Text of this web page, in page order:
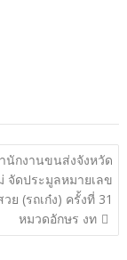
นักงานขนส่งจังหวัด
จัดประมูลหมายเลข
ย (รถเก๋ง) ครั้งที่ 31
หมวดอักษร งท